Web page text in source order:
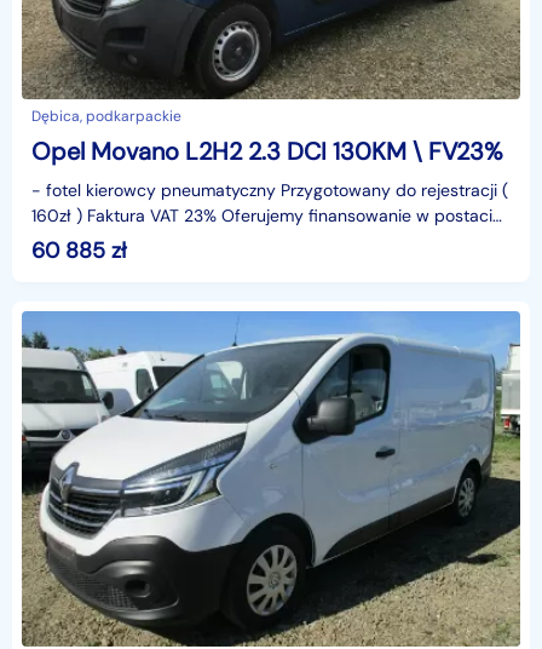
Dębica, podkarpackie
Opel Movano L2H2 2.3 DCI 130KM \ FV23%
- fotel kierowcy pneumatyczny Przygotowany do rejestracji (
160zł ) Faktura VAT 23% Oferujemy finansowanie w postaci
leasingu lub kredytu. Gwarantujemy za przeb
60 885 zł